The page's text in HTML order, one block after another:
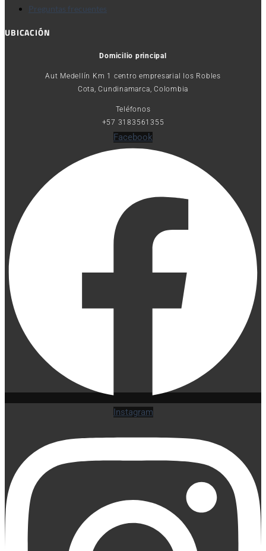
Preguntas frecuentes
UBICACIÓN
Domicilio principal
Aut Medellín Km 1 centro empresarial los Robles
Cota, Cundinamarca, Colombia
Teléfonos
+57 3183561355
Facebook
Instagram